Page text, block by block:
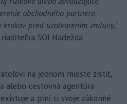
obchodného partnera
krokov pred uzatvorením zmluvy,“
SOI Nadežda
na jednom mieste zistiť,
alebo cestovná agentúra
a plní si svoje zákonné